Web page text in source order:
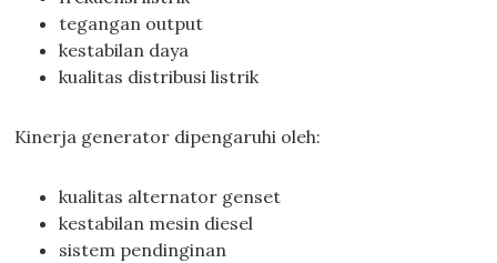
tegangan output
kestabilan daya
kualitas distribusi listrik
Kinerja generator dipengaruhi oleh:
kualitas alternator genset
kestabilan mesin diesel
sistem pendinginan